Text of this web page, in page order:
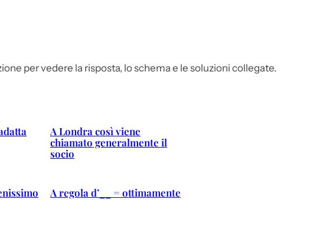
per vedere la risposta, lo schema e le soluzioni collegate.
A Londra così viene
chiamato generalmente il
socio
A regola d’__ = ottimamente